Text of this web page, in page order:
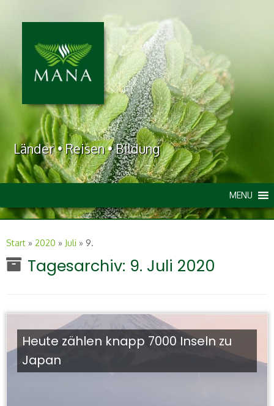
Länder • Reisen • Bildung
MENU
Start » 2020 » Juli » 9.
Tagesarchiv: 9. Juli 2020
Heute zählen knapp 7000 Inseln zu
Japan